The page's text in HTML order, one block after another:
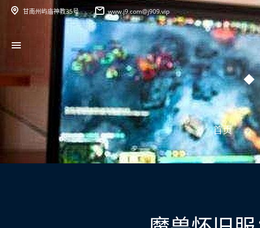
甘南州屿庙神教35号 www.j9.com@j909.vip
首页